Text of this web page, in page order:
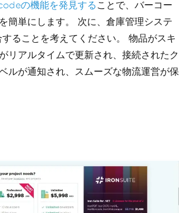
の機能を発見する ことで、バーコー
簡単にします。 次に、倉庫管理システ
ることを考えてください。 物品がスキ
リアルタイムで更新され、接続されたク
ルが通知され、スムーズな物流運営が保